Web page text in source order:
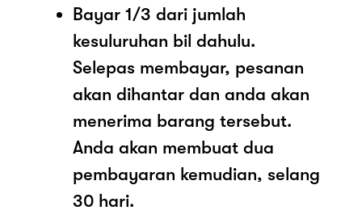
Bayar 1/3 dari jumlah
kesuluruhan bil dahulu.
Selepas membayar, pesanan
akan dihantar dan anda akan
menerima barang tersebut.
Anda akan membuat dua
pembayaran kemudian, selang
30 hari.